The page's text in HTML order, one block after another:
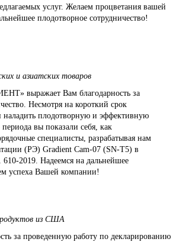
услуг. Желаем процветания вашей
плодотворное сотрудничество!
и азиатских товаров
выражает Вам благодарность за
Несмотря на короткий срок
наладить плодотворную и эффективную
вы показали себя, как
специалисты, разрабатывая нам
(РЭ) Gradient Cam-07 (SN-T5) в
2019. Надеемся на дальнейшее
успеха Вашей компании!
из США
за проведенную работу по декларированию